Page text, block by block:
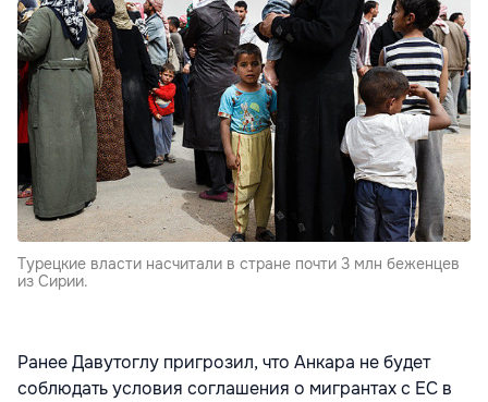
Турецкие власти насчитали в стране почти 3 млн беженцев
из Сирии.
Ранее Давутоглу пригрозил, что Анкара не будет
соблюдать условия соглашения о мигрантах с ЕС в